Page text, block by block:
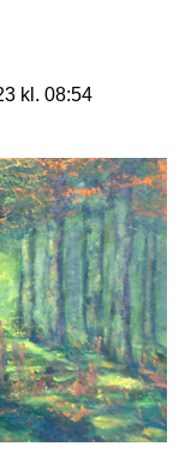
kl. 08:54